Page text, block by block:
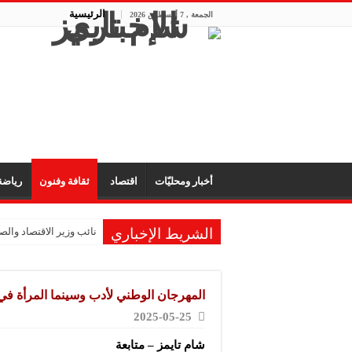
الجمعة , 7 أغسطس 2026 الرئيسية
أخبار ومحليّات اقتصاد ثقافة وفنون
الشريط الإخباري نائب وزير الاقتصاد
الشركة العربية
المهرجان الوطني لأدب وسينما المرأة في
2025-05-25
شام تايمز – متابعة